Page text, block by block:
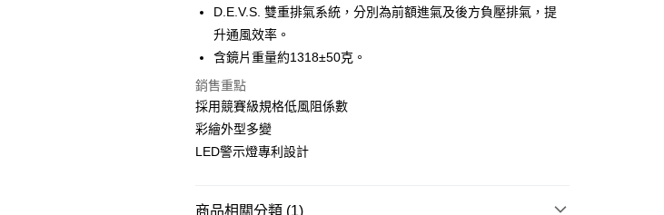
相關說明
【大哥付你分期使用說明】
1.本服務由台灣大哥大提供，台灣大哥大用戶可立即使用無須另外申請。
2.付款方式選擇「大哥付你分期」，訂單成立後會自動跳轉到大哥付的交易
完成交易。
3.實際核准額度、可分期數及費用金額請依後續交易確認頁面所載為準。
4.訂單成立30分鐘內，如未前往確認交易或遇審核未通過，訂單將自動取
無法說明評估內容。
醒簡訊。
AFTEE先享後付
相關說明
【關於「AFTEE先享後付」】
AFTEE先享後付是「在收到商品之後才付款」的支付方式。 讓您購物簡單
便利好安心！
１．簡單：不需註冊會員、不需綁卡、不需儲值。
２．便利：只要手機號碼，簡訊認證，即可結帳。
３．安心：先確認商品／服務後，再付款。
１．於結帳方式選擇「AFTEE先享後付」後，將跳轉至「AFTEE先享後
ATM付款
運送方式
每筆NT$80，滿NT$1,999(含以上)免運費
D.E.V.S. 雙重排氣系統，分別為前額進氣及後方負壓排氣，提
升通風效率。
含鏡片重量約1318±50克。
銷售重點
採用競賽級規格低風阻係數
彩繪外型多變
LED警示燈專利設計
商品相關分類 (1)